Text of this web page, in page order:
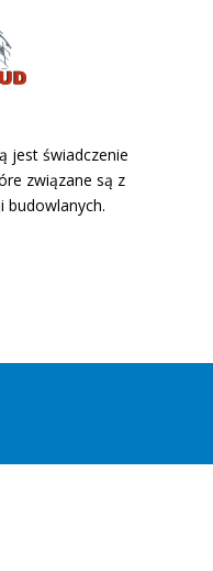
jest świadczenie
związane są z
budowlanych.